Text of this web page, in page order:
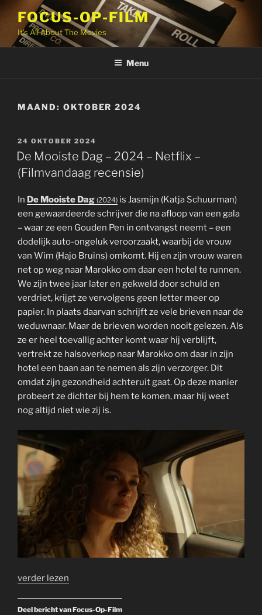
inhoud
FOCUS-OP-FILM
It's All About The Movies
Menu
MAAND: OKTOBER 2024
GEPLAATST
OP
24 OKTOBER 2024
De Mooiste Dag – 2024 – Netflix –
(Filmvandaag recensie)
In De Mooiste Dag (2024) is Jasmijn (Katja Schuurman)
een gewaardeerde schrijver die na afloop van een gala
– waar ze een Gouden Pen in ontvangst neemt – een
dodelijk auto-ongeluk veroorzaakt, waarbij de vrouw
van Wim (Hajo Bruins) omkomt. Hij en zijn vrouw waren
net op weg naar Marokko om daar een hotel te runnen.
We zijn twee jaar later en gekweld door schuld en
verdriet, krijgt ze vervolgens geen letter meer op
papier. In plaats daarvan schrijft ze vele brieven naar de
weduwnaar. Maar de brieven worden nooit gelezen. Als
ze er heel toevallig achter komt waar hij verblijft,
vertrekt ze halsoverkop naar Marokko om daar in zijn
hotel een baan aan te nemen als zijn verzorger. Dit
omdat zijn gezondheid achteruit gaat. Op deze manier
probeert ze dichter bij hem te komen, maar hij weet
nog altijd niet wie zij is.
verder lezen
Deel bericht van Focus-Op-Film